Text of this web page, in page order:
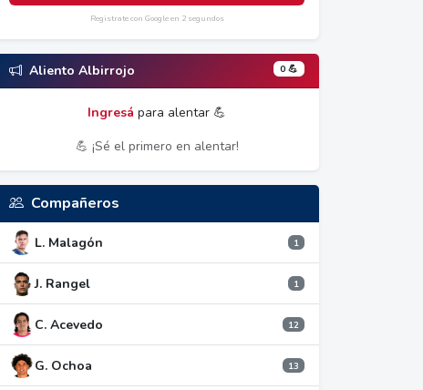
Registrate con Google en 2 segundos
Aliento Albirrojo 0 💪
Ingresá para alentar 💪
💪 ¡Sé el primero en alentar!
Compañeros
L. Malagón 1
J. Rangel 1
C. Acevedo 12
G. Ochoa 13